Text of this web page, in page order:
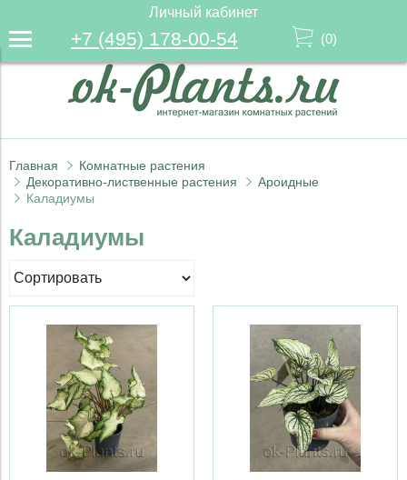
Личный кабинет
+7 (495) 178-00-54 (0)
Главная
Комнатные растения
Декоративно-лиственные растения
Ароидные
Каладиумы
Каладиумы